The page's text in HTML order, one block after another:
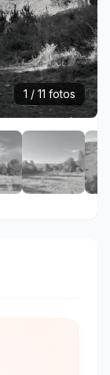
1 / 11 fotos